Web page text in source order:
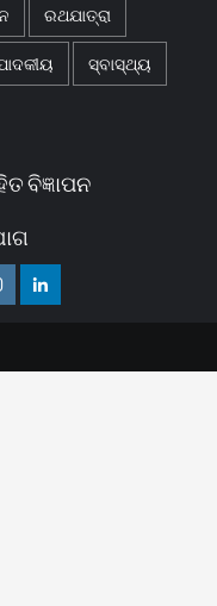
ରଥଯାତ୍ରା
ସ୍ବାସ୍ଥ୍ୟ
ବିଜ୍ଞାପନ
Linkedin